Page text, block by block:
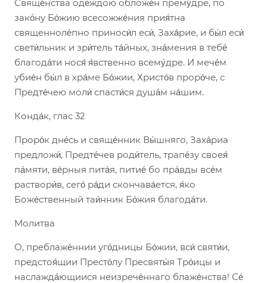
Свяще́нства оде́ждою обложе́н прему́дре, по
зако́ну Бо́жию всесожже́ния прия́тна
священноле́пно приноси́л еси́, Заха́рие, и бы́л еси́
свети́льник и зри́тель та́йных, зна́мения в тебе́
благода́ти нося́ я́вственно всему́дре. И мече́м
убие́н бы́л в хра́ме Бо́жии, Христо́в проро́че, с
Предте́чею моли́ спасти́ся душа́м на́шим.
Конда́к, глас 32
Проро́к дне́сь и свяще́нник Вы́шняго, Заха́риа
предложи́, Предте́чев роди́тель, трапе́зу своея́
па́мяти, ве́рныя пита́я, питие́ бо пра́вды все́м
раствори́в, сего́ ра́ди скончава́ется, я́ко
Боже́ственный таи́нник Бо́жия благода́ти.
Молитва
О, преблаже́ннии уго́дницы Бо́жии, вси́ святи́и,
предстоя́щии Престо́лу Пресвяты́я Тро́ицы и
наслажда́ющиися неизрече́ннаго блаже́нства! Се́